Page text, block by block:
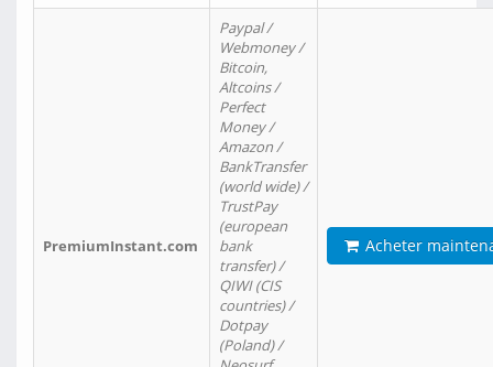
PremiumInstant.com
Paypal /
Webmoney /
Bitcoin,
Altcoins /
Perfect
Money /
Amazon /
BankTransfer
(world wide) /
TrustPay
(european
bank
transfer) /
QIWI (CIS
countries) /
Dotpay
(Poland) /
Acheter